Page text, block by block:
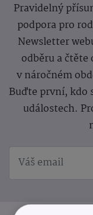
Pravidelný
podpora pro
Newsletter
odběru a
v náročném
Buďte první, kdo
událostech.